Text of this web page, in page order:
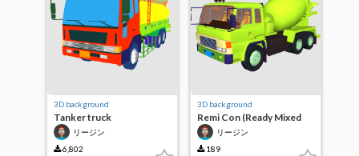
3D background
Tanker truck
リージン
6,802
3D background
Remi Con (Ready Mixed
Concrete)
リージン
189